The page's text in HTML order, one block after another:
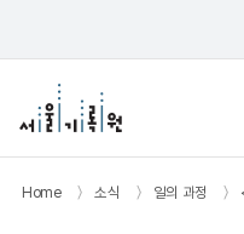
Home 〉 소식 〉 일의 과정 〉